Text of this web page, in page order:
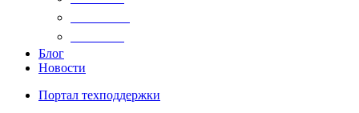
Блог
Новости
Портал техподдержки